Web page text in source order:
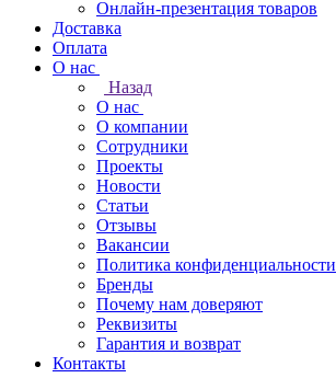
Онлайн-презентация товаров
Доставка
Оплата
О нас
Назад
О нас
О компании
Сотрудники
Проекты
Новости
Статьи
Отзывы
Вакансии
Политика конфиденциальности
Бренды
Почему нам доверяют
Реквизиты
Гарантия и возврат
Контакты